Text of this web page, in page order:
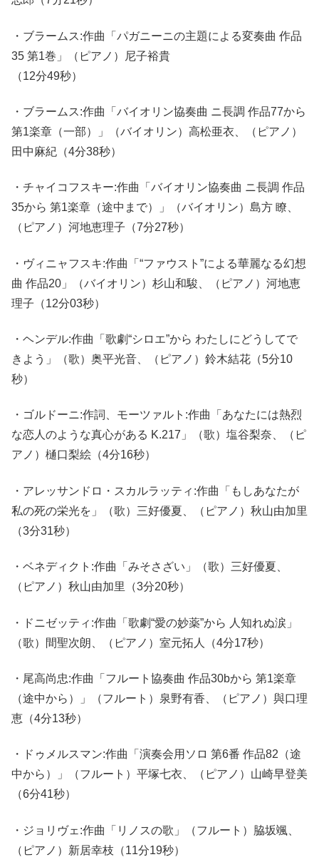
・ブラームス:作曲「パガニーニの主題による変奏曲 作品
35 第1巻」（ピアノ）尼子裕貴
（12分49秒）
・ブラームス:作曲「バイオリン協奏曲 ニ長調 作品77から
第1楽章（一部）」（バイオリン）高松亜衣、（ピアノ）
田中麻紀（4分38秒）
・チャイコフスキー:作曲「バイオリン協奏曲 ニ長調 作品
35から 第1楽章（途中まで）」（バイオリン）島方 瞭、
（ピアノ）河地恵理子（7分27秒）
・ヴィニャフスキ:作曲「“ファウスト”による華麗なる幻想
曲 作品20」（バイオリン）杉山和駿、（ピアノ）河地恵
理子（12分03秒）
・ヘンデル:作曲「歌劇“シロエ”から わたしにどうしてで
きよう」（歌）奥平光音、（ピアノ）鈴木結花（5分10
秒）
・ゴルドーニ:作詞、モーツァルト:作曲「あなたには熱烈
な恋人のような真心がある K.217」（歌）塩谷梨奈、（ピ
アノ）樋口梨絵（4分16秒）
・アレッサンドロ・スカルラッティ:作曲「もしあなたが
私の死の栄光を」（歌）三好優夏、（ピアノ）秋山由加里
（3分31秒）
・ベネディクト:作曲「みそさざい」（歌）三好優夏、
（ピアノ）秋山由加里（3分20秒）
・ドニゼッティ:作曲「歌劇“愛の妙薬”から 人知れぬ涙」
（歌）間聖次朗、（ピアノ）室元拓人（4分17秒）
・尾高尚忠:作曲「フルート協奏曲 作品30bから 第1楽章
（途中から）」（フルート）泉野有香、（ピアノ）與口理
恵（4分13秒）
・ドゥメルスマン:作曲「演奏会用ソロ 第6番 作品82（途
中から）」（フルート）平塚七衣、（ピアノ）山崎早登美
（6分41秒）
・ジョリヴェ:作曲「リノスの歌」（フルート）脇坂颯、
（ピアノ）新居幸枝（11分19秒）